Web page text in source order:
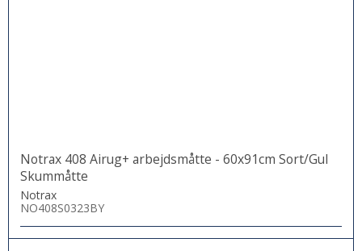
Notrax 408 Airug+ arbejdsmåtte - 60x91cm Sort/Gul
Skummåtte
Notrax
NO408S0323BY